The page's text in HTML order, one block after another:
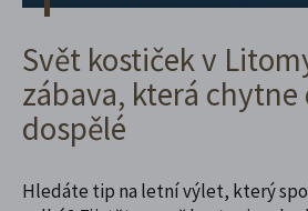
Svět kostiček v
zábava, která chytne
dospělé
Hledáte tip na letní výlet, který